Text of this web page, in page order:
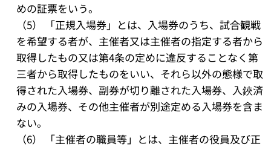
めの証票をいう。
（5） 「正規入場券」とは、入場券のうち、試合観戦
を希望する者が、主催者又は主催者の指定する者から
取得したもの又は第4条の定めに違反することなく第
三者から取得したものをいい、それら以外の態様で取
得された入場券、副券が切り離された入場券、入鋏済
みの入場券、その他主催者が別途定める入場券を含ま
ない。
（6） 「主催者の職員等」とは、主催者の役員及び正